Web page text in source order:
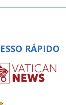
RÁPIDO